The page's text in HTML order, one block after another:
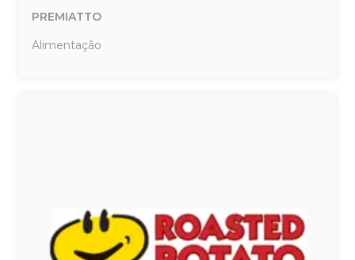
PREMIATTO
Alimentação